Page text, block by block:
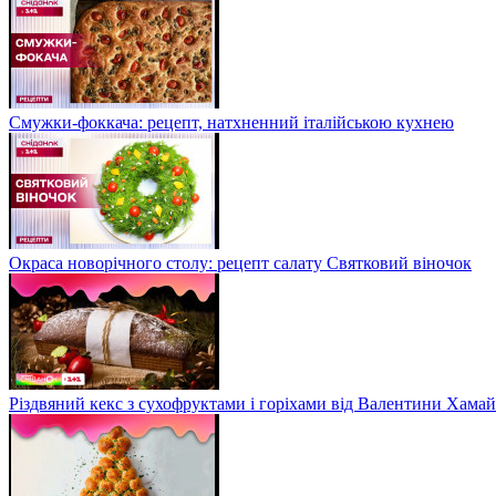
Смужки-фоккача: рецепт, натхненний італійською кухнею
Окраса новорічного столу: рецепт салату Святковий віночок
Різдвяний кекс з сухофруктами і горіхами від Валентини